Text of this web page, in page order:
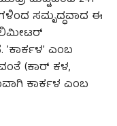
ಸಮೃದ್ಧವಾದ ಈ
ಎಂಬ
(ಕಾರ್‌ ಕಳ,
ಕಾರ್ಕಳ ಎಂಬ